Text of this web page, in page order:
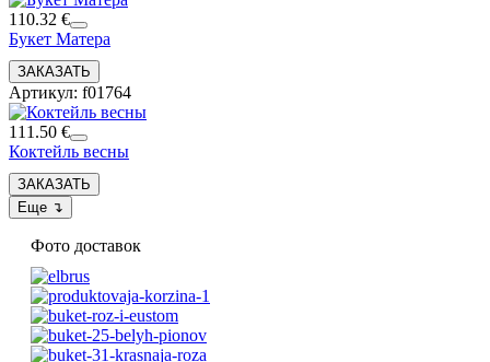
110.32 €
Букет Матера
Артикул: f01764
111.50 €
Коктейль весны
Фото доставок